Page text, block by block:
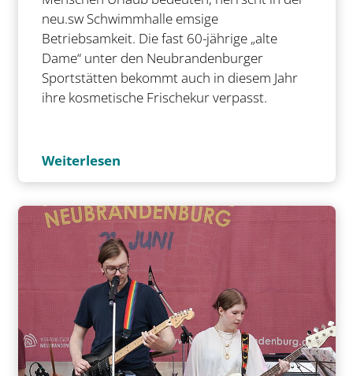
neu.sw Schwimmhalle emsige
Betriebsamkeit. Die fast 60-jährige „alte
Dame“ unter den Neubrandenburger
Sportstätten bekommt auch in diesem Jahr
ihre kosmetische Frischekur verpasst.
Weiterlesen